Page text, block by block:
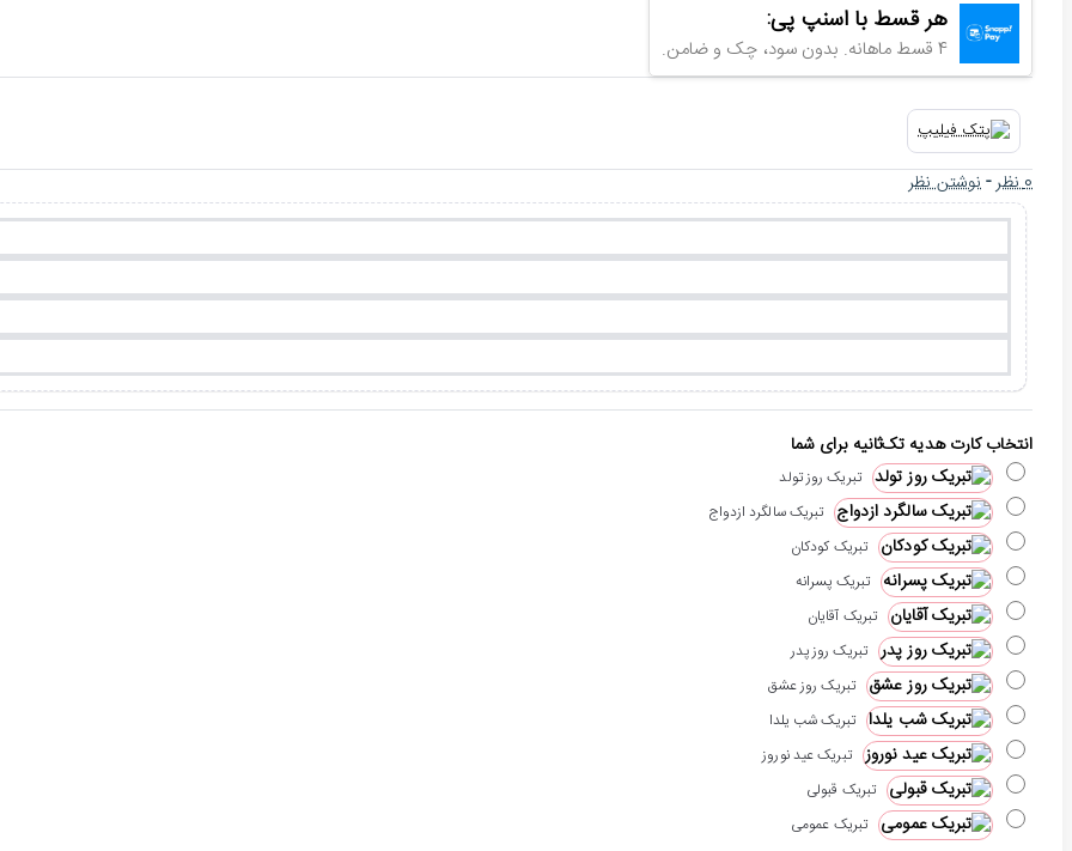
هر قسط با اسنپ پی:
4 قسط ماهانه. بدون سود، چک و ضامن.
0 نظر -نوشتن نظر
انتخاب کارت هدیه تک‌ثانیه برای شما
تبریک روز تولد
تبریک سالگرد ازدواج
تبریک کودکان
تبریک پسرانه
تبریک آقایان
تبریک روز پدر
تبریک روز عشق
تبریک شب یلدا
تبریک عید نوروز
تبریک قبولی
تبریک عمومی